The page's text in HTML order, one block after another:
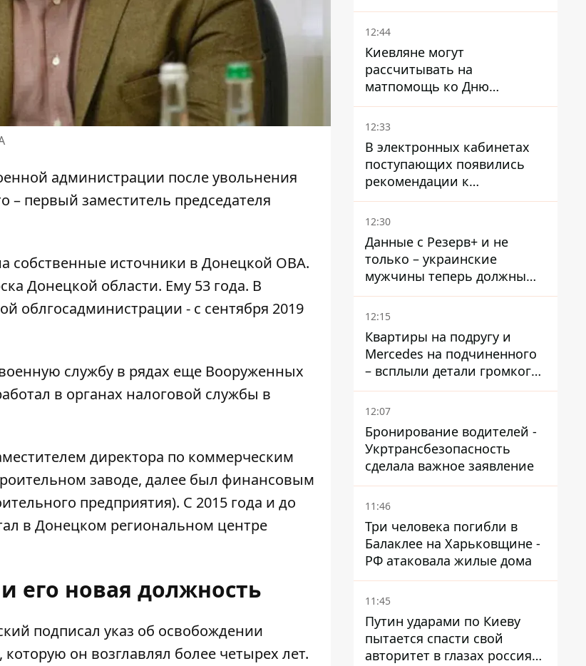
администрации послеувольнения
– первый заместитель председателя
собственные источники в Донецкой ОВА.
Донецкой области. Ему 53 года. В
облгосадминистрации - с сентября 2019
службу в рядах еще Вооруженных
в органах налоговой службы в
директора по коммерческим
заводе, далее был финансовым
предприятия). С 2015 года и до
в Донецком региональном центре
его новая должность
подписал указ об освобождении
, которую он возглавлял более четырех лет.
произошла стычка со
спецназом полиции
12:44
Киевляне могут
рассчитывать на
матпомощь ко Дню
независимости - кому ее
дадут
12:33
В электронных кабинетах
поступающих появились
рекомендации к
зачислению на бакалавриат
и в магистратуру – что
12:30
Данные с Резерв+ и не
только – украинские
мужчины теперь должны
доказать непригодность к
службе, чтобы получить
12:15
Квартиры на подругу и
Mercedes на подчиненного
– всплыли детали громкого
дела НАБУ против
Стефанишиной
12:07
Бронирование водителей -
Укртрансбезопасность
сделала важное заявление
11:46
Три человека погибли в
Балаклее на Харьковщине -
РФ атаковала жилые дома
11:45
Путин ударами по Киеву
пытается спасти свой
авторитет в глазах россиян: